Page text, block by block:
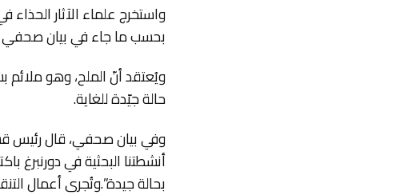
واستخرج علماء الآثار الحذاء
بحسب ما جاء في بيان صحفي
ويُعتقد أنّ الملح، وهو
حالة جيّدة للغاية.
وفي بيان صحفي، قال رئيس
أنشطتنا البحثية في دورنبرغ
بحالة جيدة”.وتُجرى أعمال